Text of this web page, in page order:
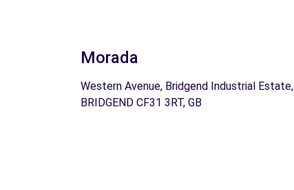
Morada
Western Avenue, Bridgend Industrial Estate,
BRIDGEND CF31 3RT, GB